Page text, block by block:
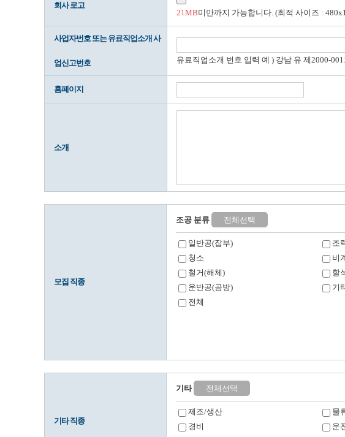
회사 로고
21MB미만까지 가능합니다. (최적 사이즈 :
사업자번호 또는 유료직업소개 사
업신고번호
유료직업소개 번호 입력 예 ) 강남 유 제2000-001
홈페이지
소개
모집 직종
조공 분류 전체선택
일반공(잡부)
조
청소
비
철거(해체)
할
운반공(곰방)
기
전체
기타 직종
기타 전체선택
제조/생산
물
경비
운